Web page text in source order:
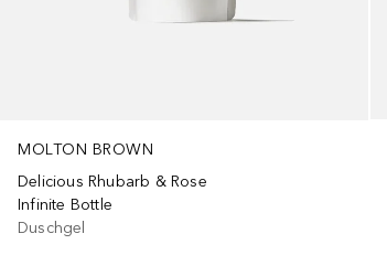
MOLTON BROWN
Delicious Rhubarb & Rose
Infinite Bottle
Duschgel